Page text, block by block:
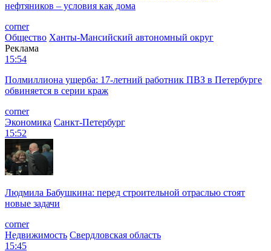
нефтяников – условия как дома
corner
Общество Ханты-Мансийский автономный округ
Реклама
15:54
Полмиллиона ущерба: 17-летний работник ПВЗ в Петербурге
обвиняется в серии краж
corner
Экономика Санкт-Петербург
15:52
Людмила Бабушкина: перед строительной отраслью стоят
новые задачи
corner
Недвижимость Свердловская область
15:45